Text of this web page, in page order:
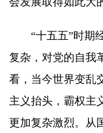
“十五五”时期
复杂，对党的自我
看，当今世界变乱
主义抬头，霸权主
更加复杂激烈。从